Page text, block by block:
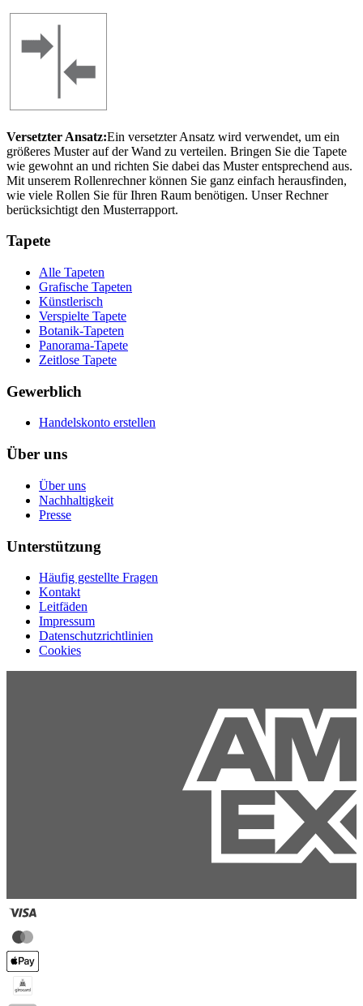
Versetzter Ansatz:Ein versetzter Ansatz wird verwendet, um ein
größeres Muster auf der Wand zu verteilen. Bringen Sie die Tapete
wie gewohnt an und richten Sie dabei das Muster entsprechend aus.
Mit unserem Rollenrechner können Sie ganz einfach herausfinden,
wie viele Rollen Sie für Ihren Raum benötigen. Unser Rechner
berücksichtigt den Musterrapport.
Tapete
Alle Tapeten
Grafische Tapeten
Künstlerisch
Verspielte Tapete
Botanik-Tapeten
Panorama-Tapete
Zeitlose Tapete
Gewerblich
Handelskonto erstellen
Über uns
Über uns
Nachhaltigkeit
Presse
Unterstützung
Häufig gestellte Fragen
Kontakt
Leitfäden
Impressum
Datenschutzrichtlinien
Cookies